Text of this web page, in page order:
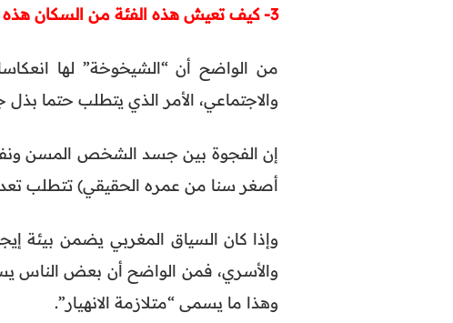
3- كيف تعيش هذه الفئة من السكان هذه المرحلة الجديدة من الحياة؟
من الواضح أن “الشيخوخة” لها
والاجتماعي، الأمر الذي يتطلب حتما بذل
إن الفجوة بين جسد الشخص المسن
أصغر سنا من عمره الحقيقي) تتطلب
وإذا كان السياق المغربي يضمن بيئة
والأسري، فمن الواضح أن بعض الناس
وهذا ما يسمى “متلازمة الانهيار”.